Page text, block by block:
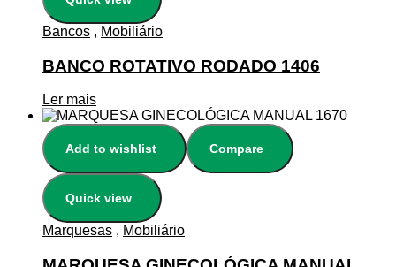
Bancos , Mobiliário
BANCO ROTATIVO RODADO 1406
Ler mais
Add to wishlist Compare
Quick view
Marquesas , Mobiliário